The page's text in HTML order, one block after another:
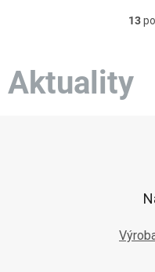
13
Aktuality